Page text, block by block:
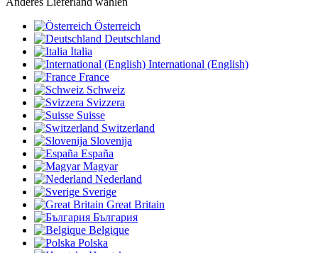
Österreich
Deutschland
Italia
International (English)
France
Schweiz
Svizzera
Suisse
Switzerland
Slovenija
España
Magyar
Nederland
Sverige
Great Britain
България
Belgique
Polska